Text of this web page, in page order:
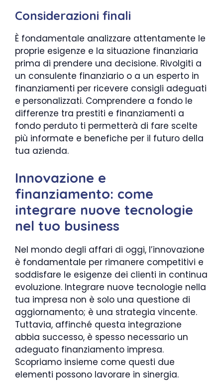
Considerazioni finali
È fondamentale analizzare attentamente le
proprie esigenze e la situazione finanziaria
prima di prendere una decisione. Rivolgiti a
un consulente finanziario o a un esperto in
finanziamenti per ricevere consigli adeguati
e personalizzati. Comprendere a fondo le
differenze tra prestiti e finanziamenti a
fondo perduto ti permetterà di fare scelte
più informate e benefiche per il futuro della
tua azienda.
Innovazione e
finanziamento: come
integrare nuove tecnologie
nel tuo business
Nel mondo degli affari di oggi, l’innovazione
è fondamentale per rimanere competitivi e
soddisfare le esigenze dei clienti in continua
evoluzione. Integrare nuove tecnologie nella
tua impresa non è solo una questione di
aggiornamento; è una strategia vincente.
Tuttavia, affinché questa integrazione
abbia successo, è spesso necessario un
adeguato finanziamento impresa.
Scopriamo insieme come questi due
elementi possono lavorare in sinergia.